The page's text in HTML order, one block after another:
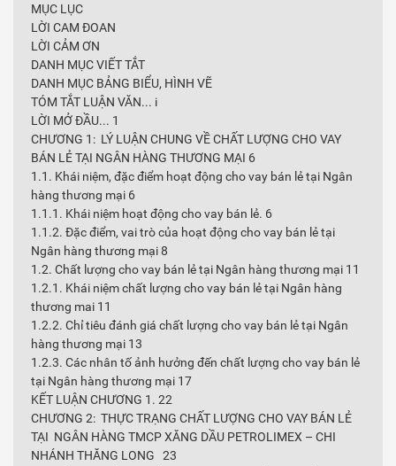
MỤC LỤC
LỜI CAM ĐOAN
LỜI CẢM ƠN
DANH MỤC VIẾT TẮT
DANH MỤC BẢNG BIỂU, HÌNH VẼ
TÓM TẮT LUẬN VĂN... i
LỜI MỞ ĐẦU... 1
CHƯƠNG 1: LÝ LUẬN CHUNG VỀ CHẤT LƯỢNG CHO VAY
BÁN LẺ TẠI NGÂN HÀNG THƯƠNG MẠI 6
1.1. Khái niệm, đặc điểm hoạt động cho vay bán lẻ tại Ngân
hàng thương mại 6
1.1.1. Khái niệm hoạt động cho vay bán lẻ. 6
1.1.2. Đặc điểm, vai trò của hoạt động cho vay bán lẻ tại
Ngân hàng thương mại 8
1.2. Chất lượng cho vay bán lẻ tại Ngân hàng thương mại 11
1.2.1. Khái niệm chất lượng cho vay bán lẻ tại Ngân hàng
thương mai 11
1.2.2. Chỉ tiêu đánh giá chất lượng cho vay bán lẻ tại Ngân
hàng thương mại 13
1.2.3. Các nhân tố ảnh hưởng đến chất lượng cho vay bán lẻ
tại Ngân hàng thương mại 17
KẾT LUẬN CHƯƠNG 1. 22
CHƯƠNG 2: THỰC TRẠNG CHẤT LƯỢNG CHO VAY BÁN LẺ
TẠI NGÂN HÀNG TMCP XĂNG DẦU PETROLIMEX – CHI
NHÁNH THĂNG LONG 23